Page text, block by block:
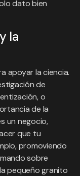
dato bien
la
apoyar la ciencia.
de
o
de la
un negocio,
que tu
promoviendo
sobre
pequeño granito